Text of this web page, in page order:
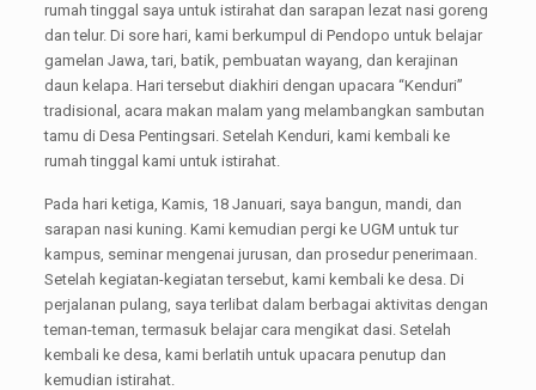
rumah tinggal saya untuk istirahat dan sarapan lezat nasi goreng
dan telur. Di sore hari, kami berkumpul di Pendopo untuk belajar
gamelan Jawa, tari, batik, pembuatan wayang, dan kerajinan
daun kelapa. Hari tersebut diakhiri dengan upacara “Kenduri”
tradisional, acara makan malam yang melambangkan sambutan
tamu di Desa Pentingsari. Setelah Kenduri, kami kembali ke
rumah tinggal kami untuk istirahat.
Pada hari ketiga, Kamis, 18 Januari, saya bangun, mandi, dan
sarapan nasi kuning. Kami kemudian pergi ke UGM untuk tur
kampus, seminar mengenai jurusan, dan prosedur penerimaan.
Setelah kegiatan-kegiatan tersebut, kami kembali ke desa. Di
perjalanan pulang, saya terlibat dalam berbagai aktivitas dengan
teman-teman, termasuk belajar cara mengikat dasi. Setelah
kembali ke desa, kami berlatih untuk upacara penutup dan
kemudian istirahat.